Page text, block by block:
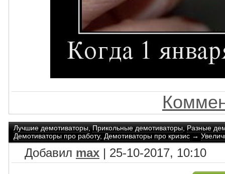
Лучшие демотиваторы,Прикольные демотиваторы,Разные
Демотиваторы про работу, Демотиваторы про кризис →
Добавил max | 25-10-2017, 10:10